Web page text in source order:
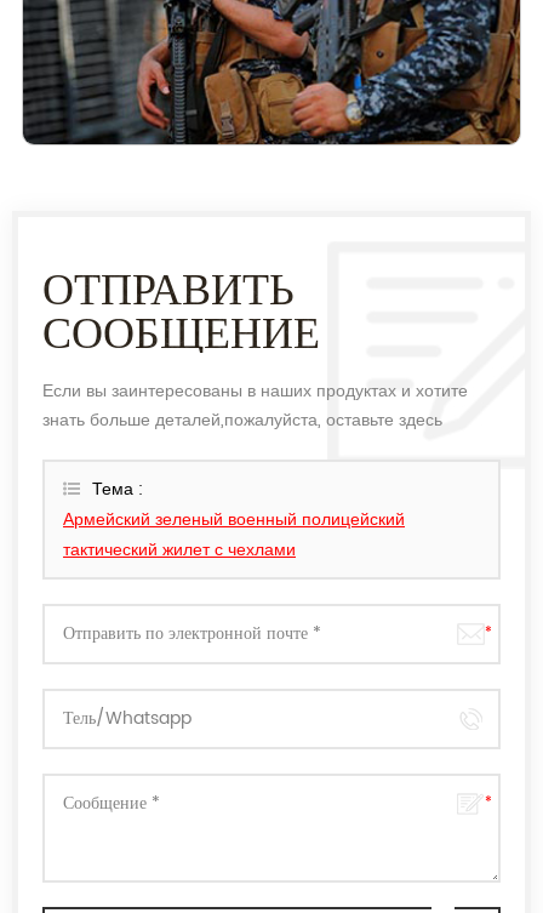
ОТПРАВИТЬ
СООБЩЕНИЕ
Если вы заинтересованы в наших продуктах и хотите
знать больше деталей,пожалуйста, оставьте здесь
Тема :
Армейский зеленый военный полицейский
тактический жилет с чехлами